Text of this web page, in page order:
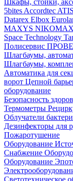
5bites Accordtec ATIS
Datarex Elbox
MAXYS NIKOMAX
Space Technology
Полисервис
Шлагбаумы,
Шлагбаумы,
Автоматика для
ворот Цепной
оборудование
Безопасность
Термометры
Облучатели
Дезинфекторы для
Пожаротушение
Оборудование
Снабжение
Оборудование
Светотехническое